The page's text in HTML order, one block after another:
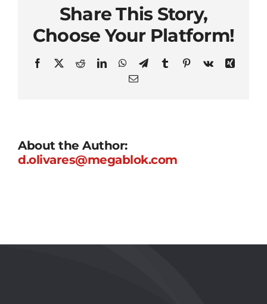
c’est
sûr?
Share This Story,
Choose Your Platform!
Facebook
X RedditLinkedInWhatsApp
TelegramTumblrPinterest
Vk
Xing
Email
About the Author:
d.olivares@megablok.com